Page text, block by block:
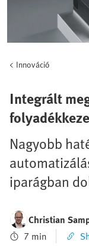
Innováció
Integrált
Nagyobb
iparágban
Christian
7 min